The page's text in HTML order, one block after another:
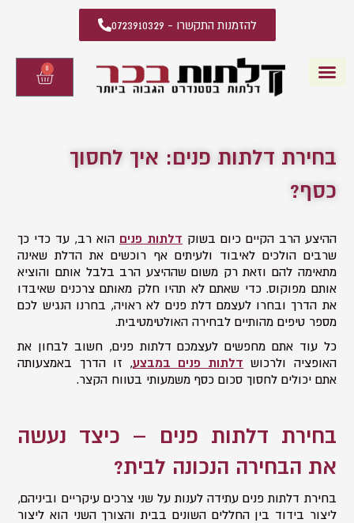
להזמנות התקשרו - 0723910329
0
עגלת
קניות
בחירת דלתות פנים: איך לחסוך
כסף?
ההיצע הרב הקיים כיום בשוק דלתות פנים הוא רב, עד כדי כך
שרבים הולכים לאיבוד ולעיתים אף רוכשים את הדלת שאינה
מתאימה להם וזאת רק משום שההיצע הרב בלבל אותם והוציא
אותם מפוקוס. כדי שאתם לא תהיו חלק מאותם צרכנים שאיבדו
את הדרך ובחרו לעצמם דלת פנים לא ראויה, בחרנו הנגיש לכם
מספר טיפים מהותיים לבחירה האולטימטיבית.
כל עוד אתם מחפשים לעצמכם דלתות פנים, חשוב לבחון את
האופציה ולרכוש דלתות פנים במבצע, זו הדרך באמצעותה
אתם יכולים לחסוך סכום כסף משמעותי בטווח הקצר.
בחירת דלתות פנים – כיצד נעשה
את הבחירה הנכונה לבית?
בחירת דלתות פנים עתידה לענות על שני צרכים עיקריים וביניהם,
ליצור בידוד בין החללים השונים בבית והצורך השני הוא ליצור